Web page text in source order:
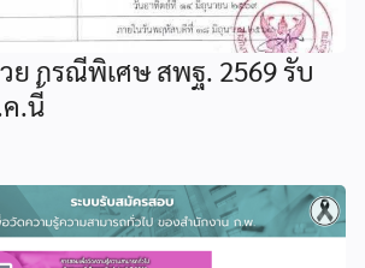
ย กรณีพิเศษ สพฐ. 2569 รับ
.นี้